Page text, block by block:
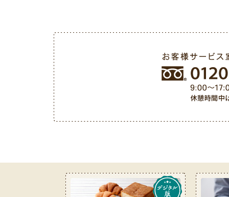
お客様サービス室フリーダイヤル 0120-487-050（